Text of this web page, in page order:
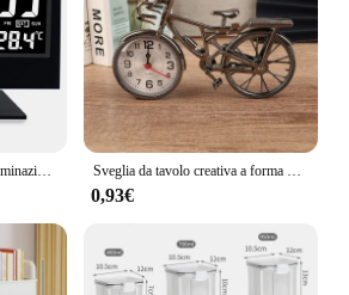
Property: Sturdy construction with
Includes all necessary
assembly
and Organization**
per hobby is a testament to
designed to cater to the
and craftsmen. The desk area
Sveglia digitale con retroilluminazione colorata Snooze sveglia con stazione di previsioni del tempo con Display data/temperatura/umidità/Snooze Sveglia da tavolo creativa a forma di bicicletta con numeri arabi Vintage Home Decor Room decorazione del desktop artigianato regalo
0,93€